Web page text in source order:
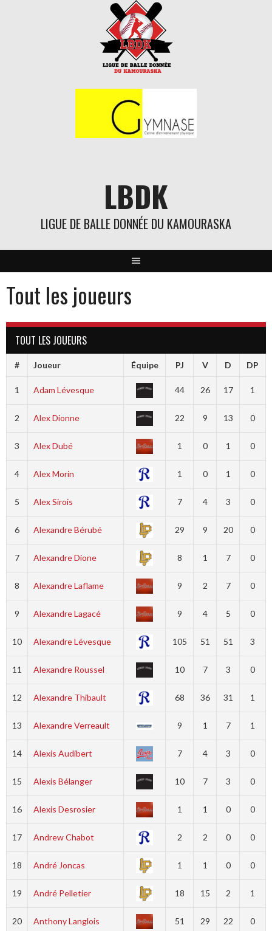
LBDK
LIGUE DE BALLE DONNÉE DU KAMOURASKA
Tout les joueurs
TOUT LES JOUEURS
# Joueur Équipe PJ V D DP
1 Adam Lévesque 44 26 17 1
2 Alex Dionne 22 9 13 0
3 Alex Dubé 1 0 1 0
4 Alex Morin 1 0 1 0
5 Alex Sirois 7 4 3 0
6 Alexandre Bérubé 29 9 20 0
7 Alexandre Dione 8 1 7 0
8 Alexandre Laflame 9 2 7 0
9 Alexandre Lagacé 9 4 5 0
10 Alexandre Lévesque 105 51 51 3
11 Alexandre Roussel 10 7 3 0
12 Alexandre Thibault 68 36 31 1
13 Alexandre Verreault 9 1 7 1
14 Alexis Audibert 7 4 3 0
15 Alexis Bélanger 10 7 3 0
16 Alexis Desrosier 1 1 0 0
17 Andrew Chabot 2 2 0 0
18 André Joncas 1 1 0 0
19 André Pelletier 18 15 2 1
20 Anthony Langlois 51 29 22 0